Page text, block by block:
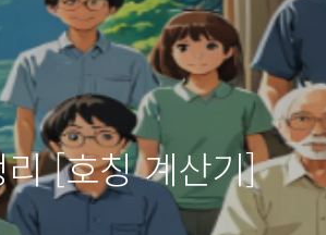
[호칭 계산기]